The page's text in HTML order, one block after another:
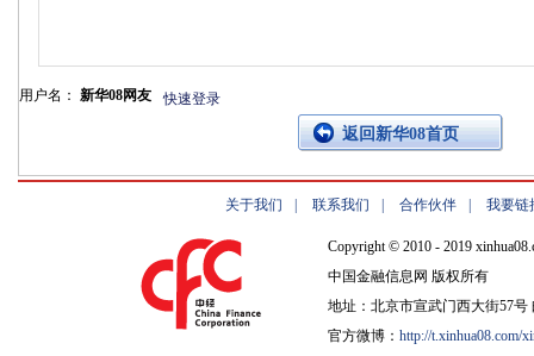
用户名： 新华08网友 快速登录
返回新华08首页
关于我们 联系我们 合作伙伴 我要链
Copyright © 2010 - 2019
中国金融信息网 版权所有
地址：北京市宣武门西大街57号
官方微博： http://t.xinhua08.com/